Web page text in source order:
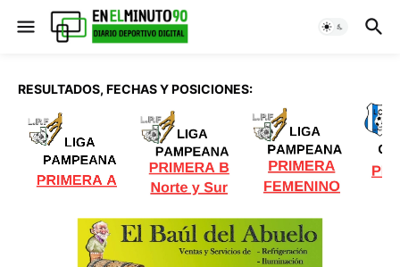
RESULTADOS, FECHAS Y POSICIONES: